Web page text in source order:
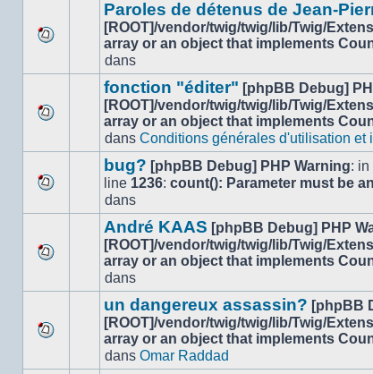
message
nouveau
message
Paroles de détenus de Jean-
[ROOT]/vendor/twig/twig/lib/Twig/
array or an object that implements
dans
nouveau
message
fonction "éditer" [phpBB Debug]
[ROOT]/vendor/twig/twig/lib/Twig/
array or an object that implements
dans Conditions générales d'utilisation et
nouveau
message
ce
bug? [phpBB Debug] PHP Warning: in
line 1236: count(): Parameter must be
dans
nouveau
message
André KAAS [phpBB Debug] PHP
[ROOT]/vendor/twig/twig/lib/Twig/
array or an object that implements
dans
nouveau
un dangereux assassin? [phpBB
[ROOT]/vendor/twig/twig/lib/Twig/
array or an object that implements
dans Omar Raddad